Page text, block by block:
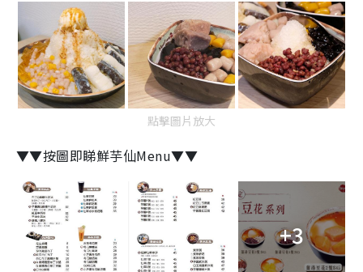
點擊圖片放大
▼▼按圖即睇鮮芋仙Menu▼▼
+3